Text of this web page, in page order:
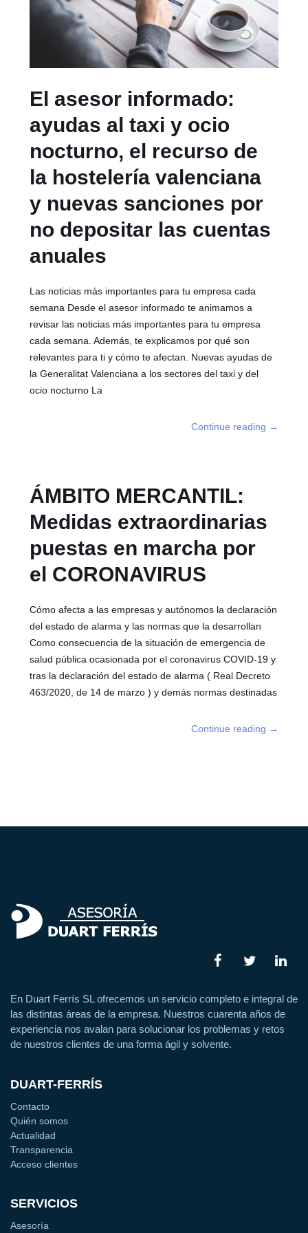
El asesor informado:
ayudas al taxi y ocio
nocturno, el recurso de
la hostelería valenciana
y nuevas sanciones por
no depositar las cuentas
anuales
Las noticias más importantes para tu empresa cada
semana Desde el asesor informado te animamos a
revisar las noticias más importantes para tu empresa
cada semana. Además, te explicamos por qué son
relevantes para ti y cómo te afectan. Nuevas ayudas de
la Generalitat Valenciana a los sectores del taxi y del
ocio nocturno La
Continue reading →
ÁMBITO MERCANTIL:
Medidas extraordinarias
puestas en marcha por
el CORONAVIRUS
Cómo afecta a las empresas y autónomos la declaración
del estado de alarma y las normas que la desarrollan
Como consecuencia de la situación de emergencia de
salud pública ocasionada por el coronavirus COVID-19 y
tras la declaración del estado de alarma ( Real Decreto
463/2020, de 14 de marzo ) y demás normas destinadas
Continue reading →
En Duart Ferrís SL ofrecemos un servicio completo e integral de
las distintas áreas de la empresa. Nuestros cuarenta años de
experiencia nos avalan para solucionar los problemas y retos
de nuestros clientes de una forma ágil y solvente.
DUART-FERRÍS
Contacto
Quién somos
Actualidad
Transparencia
Acceso clientes
SERVICIOS
Asesoría